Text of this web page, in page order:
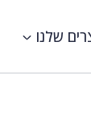
שלנו